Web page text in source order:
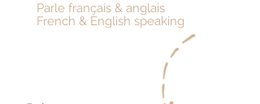
Parle français & anglais
French & English speaking